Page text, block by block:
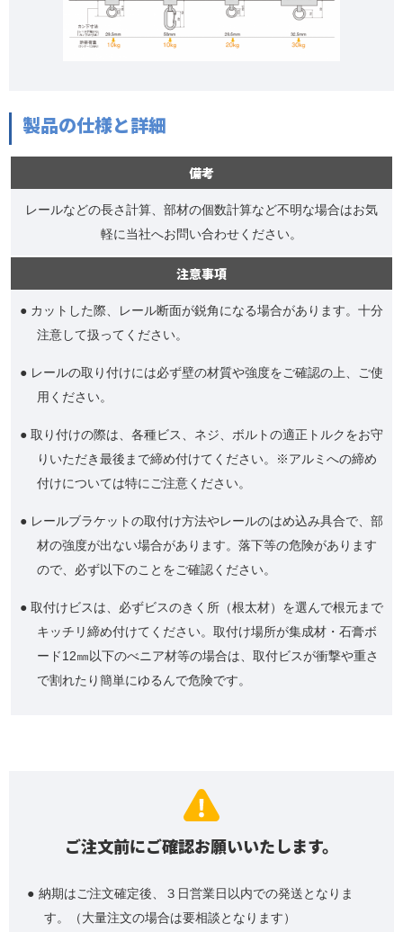
製品の仕様と詳細
備考
レールなどの長さ計算、部材の個数計算など不明な場合はお気
軽に当社へお問い合わせください。
注意事項
● カットした際、レール断面が鋭角になる場合があります。十分
注意して扱ってください。
● レールの取り付けには必ず壁の材質や強度をご確認の上、ご使
用ください。
● 取り付けの際は、各種ビス、ネジ、ボルトの適正トルクをお守
りいただき最後まで締め付けてください。※アルミへの締め
付けについては特にご注意ください。
● レールブラケットの取付け方法やレールのはめ込み具合で、部
材の強度が出ない場合があります。落下等の危険があります
ので、必ず以下のことをご確認ください。
● 取付けビスは、必ずビスのきく所（根太材）を選んで根元まで
キッチリ締め付けてください。取付け場所が集成材・石膏ボ
ード12㎜以下のべニア材等の場合は、取付ビスが衝撃や重さ
で割れたり簡単にゆるんで危険です。
ご注文前にご確認お願いいたします。
納期はご注文確定後、３日営業日以内での発送となりま
す。（大量注文の場合は要相談となります）